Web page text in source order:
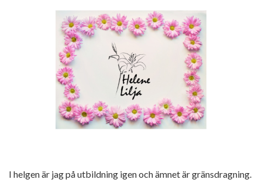
I helgen är jag på utbildning igen och ämnet är gränsdragning.